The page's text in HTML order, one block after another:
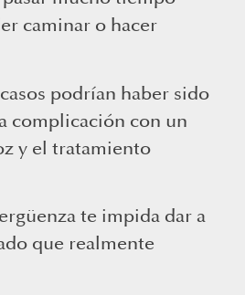
caminar o hacer
podrían haber sido
complicación con un
y el tratamiento
te impida dar a
que realmente